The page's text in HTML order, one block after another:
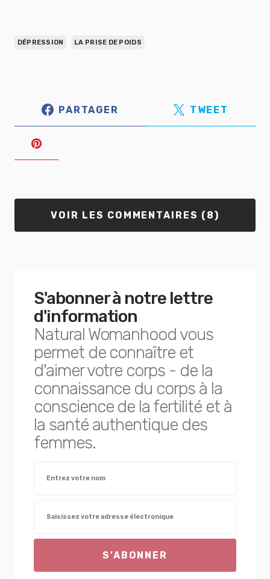
DÉPRESSION LA PRISE DE POIDS
PARTAGER TWEET
VOIR LES COMMENTAIRES (8)
S'abonner à notre lettre
d'information
Natural Womanhood vous
permet de connaître et
d'aimer votre corps - de la
connaissance du corps à la
conscience de la fertilité et à
la santé authentique des
femmes.
S'ABONNER